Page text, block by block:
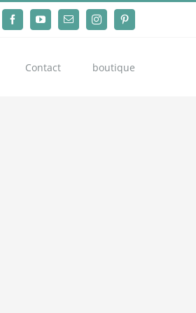
FacebookYouTubeEmail InstagramPinterest
Contact boutique